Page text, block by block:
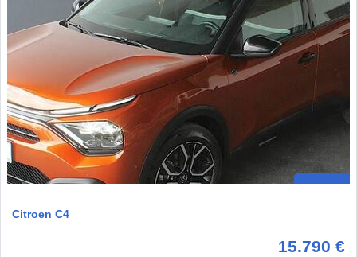
Citroen C4
15.790 €